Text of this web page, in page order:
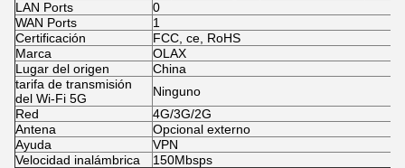
LAN Ports
0
WAN Ports
1
Certificación
FCC, ce, RoHS
Marca
OLAX
Lugar del origen
China
tarifa de transmisión
del Wi-Fi 5G
Ninguno
Red
4G/3G/2G
Antena
Opcional externo
Ayuda
VPN
Velocidad inalámbrica
150Mbsps